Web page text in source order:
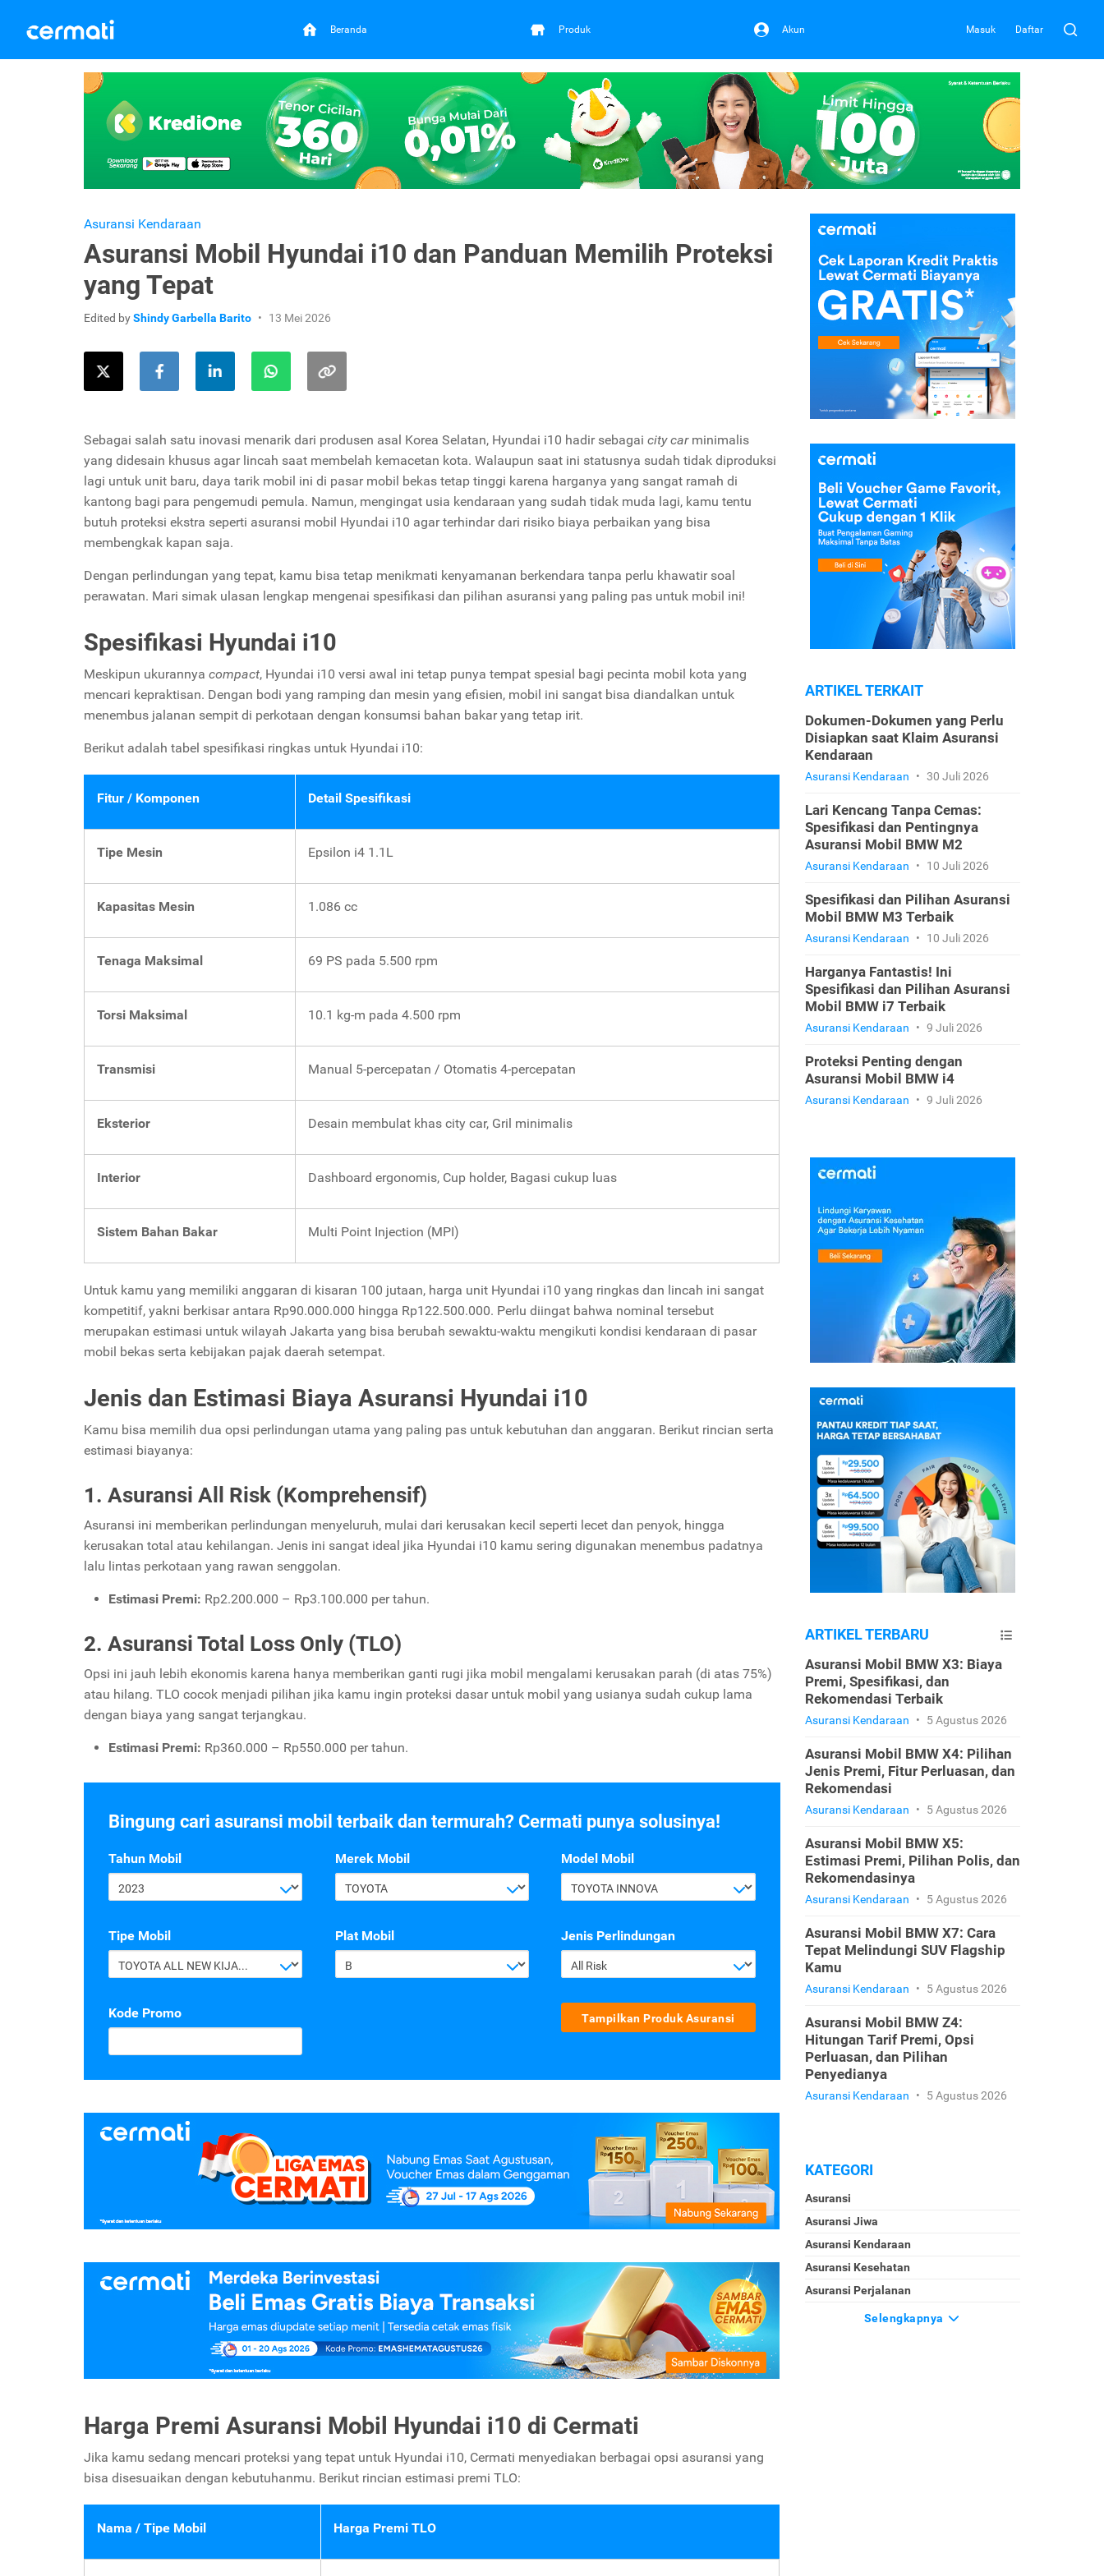
Beranda Produk Akun Masuk Daftar
Asuransi Kendaraan
Asuransi Mobil Hyundai i10 dan Panduan Memilih Proteksi
yang Tepat
Edited byShindy Garbella Barito 13 Mei 2026
Sebagai salah satu inovasi menarik dari produsen asal Korea Selatan, Hyundai i10 hadir sebagai city carminimalis
yang didesain khusus agar lincah saat membelah kemacetan kota. Walaupun saat ini statusnya sudah tidak diproduksi
lagi untuk unit baru, daya tarik mobil ini di pasar mobil bekas tetap tinggi karena harganya yang sangat ramah di
kantong bagi para pengemudi pemula. Namun, mengingat usia kendaraan yang sudah tidak muda lagi, kamu tentu
butuh proteksi ekstra seperti asuransi mobil Hyundai i10 agar terhindar dari risiko biaya perbaikan yang bisa
membengkak kapan saja.
Dengan perlindungan yang tepat, kamu bisa tetap menikmati kenyamanan berkendara tanpa perlu khawatir soal
perawatan. Mari simak ulasan lengkap mengenai spesifikasi dan pilihan asuransi yang paling pas untuk mobil ini!
Spesifikasi Hyundai i10
Meskipun ukurannya compact, Hyundai i10 versi awal ini tetap punya tempat spesial bagi pecinta mobil kota yang
mencari kepraktisan. Dengan bodi yang ramping dan mesin yang efisien, mobil ini sangat bisa diandalkan untuk
menembus jalanan sempit di perkotaan dengan konsumsi bahan bakar yang tetap irit.
Berikut adalah tabel spesifikasi ringkas untuk Hyundai i10:
Fitur / Komponen Detail Spesifikasi
Tipe Mesin Epsilon i4 1.1L
Kapasitas Mesin 1.086 cc
Tenaga Maksimal 69 PS pada 5.500 rpm
Torsi Maksimal 10.1 kg-m pada 4.500 rpm
Transmisi Manual 5-percepatan / Otomatis 4-percepatan
Eksterior Desain membulat khas city car, Gril minimalis
Interior Dashboard ergonomis, Cup holder, Bagasi cukup luas
Sistem Bahan Bakar Multi Point Injection (MPI)
Untuk kamu yang memiliki anggaran di kisaran 100 jutaan, harga unit Hyundai i10 yang ringkas dan lincah ini sangat
kompetitif, yakni berkisar antara Rp90.000.000 hingga Rp122.500.000. Perlu diingat bahwa nominal tersebut
merupakan estimasi untuk wilayah Jakarta yang bisa berubah sewaktu-waktu mengikuti kondisi kendaraan di pasar
mobil bekas serta kebijakan pajak daerah setempat.
Jenis dan Estimasi Biaya Asuransi Hyundai i10
Kamu bisa memilih dua opsi perlindungan utama yang paling pas untuk kebutuhan dan anggaran. Berikut rincian serta
estimasi biayanya:
1. Asuransi All Risk (Komprehensif)
Asuransi ini memberikan perlindungan menyeluruh, mulai dari kerusakan kecil seperti lecet dan penyok, hingga
kerusakan total atau kehilangan. Jenis ini sangat ideal jika Hyundai i10 kamu sering digunakan menembus padatnya
lalu lintas perkotaan yang rawan senggolan.
Estimasi Premi: Rp2.200.000 – Rp3.100.000 per tahun.
2. Asuransi Total Loss Only (TLO)
Opsi ini jauh lebih ekonomis karena hanya memberikan ganti rugi jika mobil mengalami kerusakan parah (di atas 75%)
atau hilang. TLO cocok menjadi pilihan jika kamu ingin proteksi dasar untuk mobil yang usianya sudah cukup lama
dengan biaya yang sangat terjangkau.
Estimasi Premi: Rp360.000 – Rp550.000 per tahun.
Bingung cari asuransi mobil terbaik dan termurah? Cermati punya solusinya!
Tahun Mobil
2023
Merek Mobil
TOYOTA
Model Mobil
TOYOTA INNOVA
Tipe Mobil
TOYOTA ALL NEW KIJANG INNOVA G 2.4 A/T DIESEL
Plat Mobil
B
Jenis Perlindungan
All Risk
Kode Promo Tampilkan Produk Asuransi
Harga Premi Asuransi Mobil Hyundai i10 di Cermati
Jika kamu sedang mencari proteksi yang tepat untuk Hyundai i10, Cermati menyediakan berbagai opsi asuransi yang
bisa disesuaikan dengan kebutuhanmu. Berikut rincian estimasi premi TLO:
Nama / Tipe Mobil Harga Premi TLO
ARTIKEL TERKAIT
Dokumen-Dokumen yang Perlu
Disiapkan saat Klaim Asuransi
Kendaraan
Asuransi Kendaraan • 30 Juli 2026
Lari Kencang Tanpa Cemas:
Spesifikasi dan Pentingnya
Asuransi Mobil BMW M2
Asuransi Kendaraan • 10 Juli 2026
Spesifikasi dan Pilihan Asuransi
Mobil BMW M3 Terbaik
Asuransi Kendaraan • 10 Juli 2026
Harganya Fantastis! Ini
Spesifikasi dan Pilihan Asuransi
Mobil BMW i7 Terbaik
Asuransi Kendaraan • 9 Juli 2026
Proteksi Penting dengan
Asuransi Mobil BMW i4
Asuransi Kendaraan • 9 Juli 2026
ARTIKEL TERBARU
Asuransi Mobil BMW X3: Biaya
Premi, Spesifikasi, dan
Rekomendasi Terbaik
Asuransi Kendaraan • 5 Agustus 2026
Asuransi Mobil BMW X4: Pilihan
Jenis Premi, Fitur Perluasan, dan
Rekomendasi
Asuransi Kendaraan • 5 Agustus 2026
Asuransi Mobil BMW X5:
Estimasi Premi, Pilihan Polis, dan
Rekomendasinya
Asuransi Kendaraan • 5 Agustus 2026
Asuransi Mobil BMW X7: Cara
Tepat Melindungi SUV Flagship
Kamu
Asuransi Kendaraan • 5 Agustus 2026
Asuransi Mobil BMW Z4:
Hitungan Tarif Premi, Opsi
Perluasan, dan Pilihan
Penyedianya
Asuransi Kendaraan • 5 Agustus 2026
KATEGORI
Asuransi
Asuransi Jiwa
Asuransi Kendaraan
Asuransi Kesehatan
Asuransi Perjalanan
Selengkapnya